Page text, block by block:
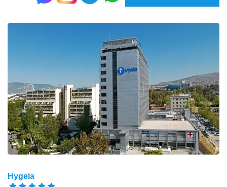
Hygeia